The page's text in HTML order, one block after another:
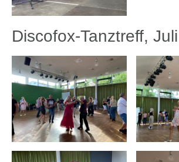
Discofox-Tanztreff,